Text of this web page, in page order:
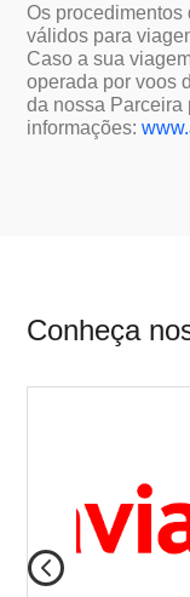
Os procedimentos
válidos para
Caso a sua
operada por voos
da nossa Parceira
informações:
Conheça